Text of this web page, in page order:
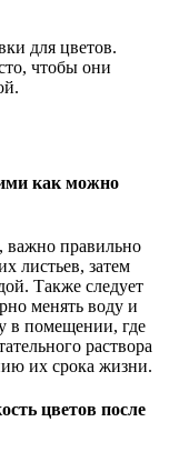
для цветов.
чтобы они
как можно
важно правильно
листьев, затем
Также следует
менять воду и
в помещении, где
раствора
их срока жизни.
цветов после